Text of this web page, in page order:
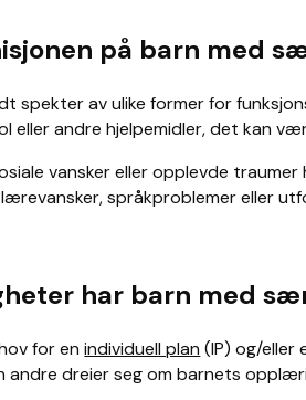
på barn med
spekter av ulike former for
eller andre hjelpemidler, det kan
vansker eller opplevde
språkproblemer eller
har barn med
for enindividuell plan (IP) og/eller
andre dreier seg om barnets